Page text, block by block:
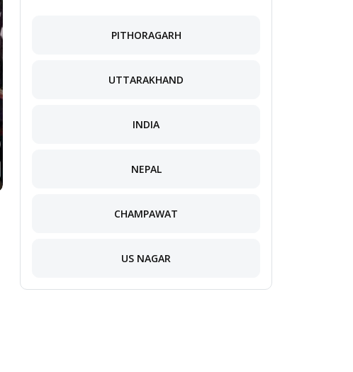
PITHORAGARH
UTTARAKHAND
INDIA
NEPAL
CHAMPAWAT
US NAGAR